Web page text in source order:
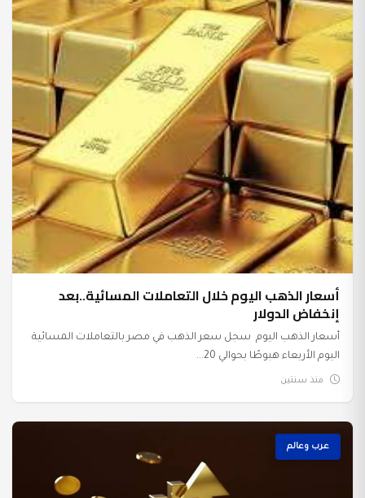
أسعار الذهب اليوم خلال التعاملات المسائية..بعد
إنخفاض الدولار
أسعار الذهب اليوم سجل سعر الذهب في مصر بالتعاملات المسائية
اليوم الأربعاء هبوطًا بحوالي 20...
منذ سنتين
عرب وعالم